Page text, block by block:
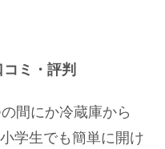
ミ・評判
間にか冷蔵庫から
学生でも簡単に開け